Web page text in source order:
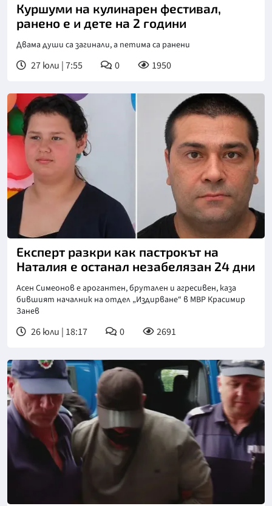
Куршуми на кулинарен фестивал,
ранено е и дете на 2 години
Двама души са загинали, а петима са ранени
27 юли | 7:55 0 1950
Експерт разкри как пастрокът на
Наталия е останал незабелязан 24 дни
Асен Симеонов е арогантен, брутален и агресивен, каза
бившият началник на отдел „Издирване“ в МВР Красимир
Занев
26 юли | 18:17 0 2691